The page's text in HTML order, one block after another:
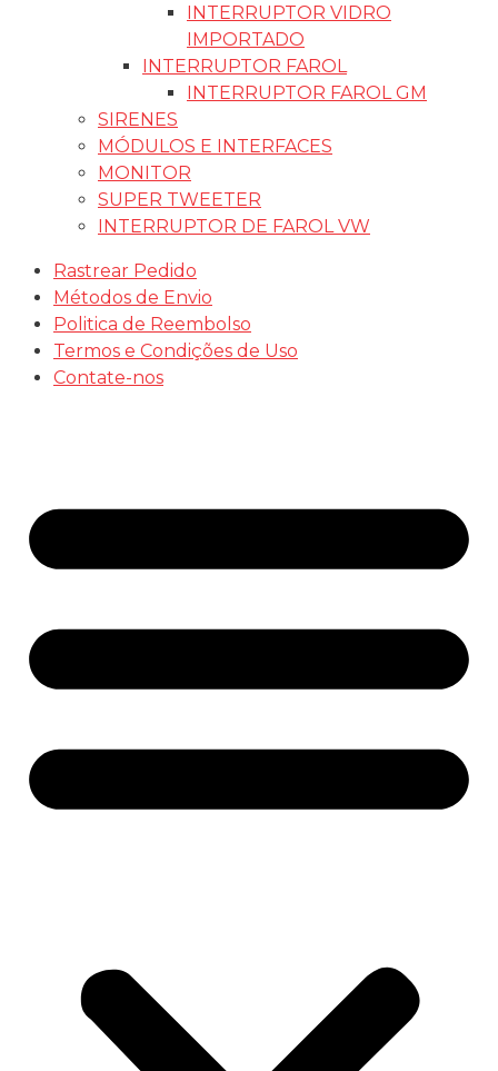
INTERRUPTOR VIDRO
IMPORTADO
INTERRUPTOR FAROL
INTERRUPTOR FAROL GM
SIRENES
MÓDULOS E INTERFACES
MONITOR
SUPER TWEETER
INTERRUPTOR DE FAROL VW
Rastrear Pedido
Métodos de Envio
Politica de Reembolso
Termos e Condições de Uso
Contate-nos